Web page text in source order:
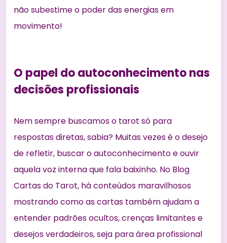
não subestime o poder das energias em
movimento!
O papel do autoconhecimento nas
decisões profissionais
Nem sempre buscamos o tarot só para
respostas diretas, sabia? Muitas vezes é o desejo
de refletir, buscar o autoconhecimento e ouvir
aquela voz interna que fala baixinho. No Blog
Cartas do Tarot, há conteúdos maravilhosos
mostrando como as cartas também ajudam a
entender padrões ocultos, crenças limitantes e
desejos verdadeiros, seja para área profissional